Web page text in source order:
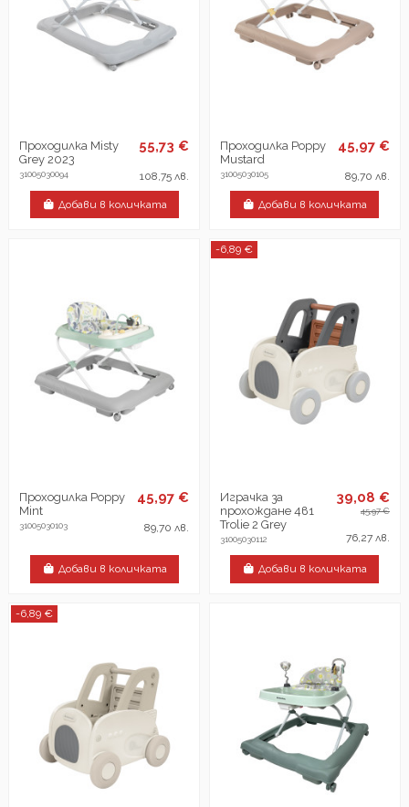
Проходилка Misty
Grey 2023
31005030094
55,73 €
108,75 лв.
Добави в количката
Проходилка Poppy
Mustard
31005030105
45,97 €
89,70 лв.
Добави в количката
Проходилка Poppy
Mint
31005030103
45,97 €
89,70 лв.
Добави в количката
-6,89 €
Играчка за
прохождане 4в1
Trolie 2 Grey
31005030112
39,08 €
45,97 €
76,27 лв.
Добави в количката
-6,89 €